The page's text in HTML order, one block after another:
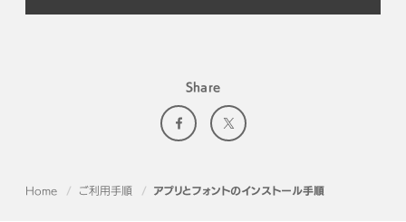
Share
Home ご利用手順 アプリとフォントのインストール手順